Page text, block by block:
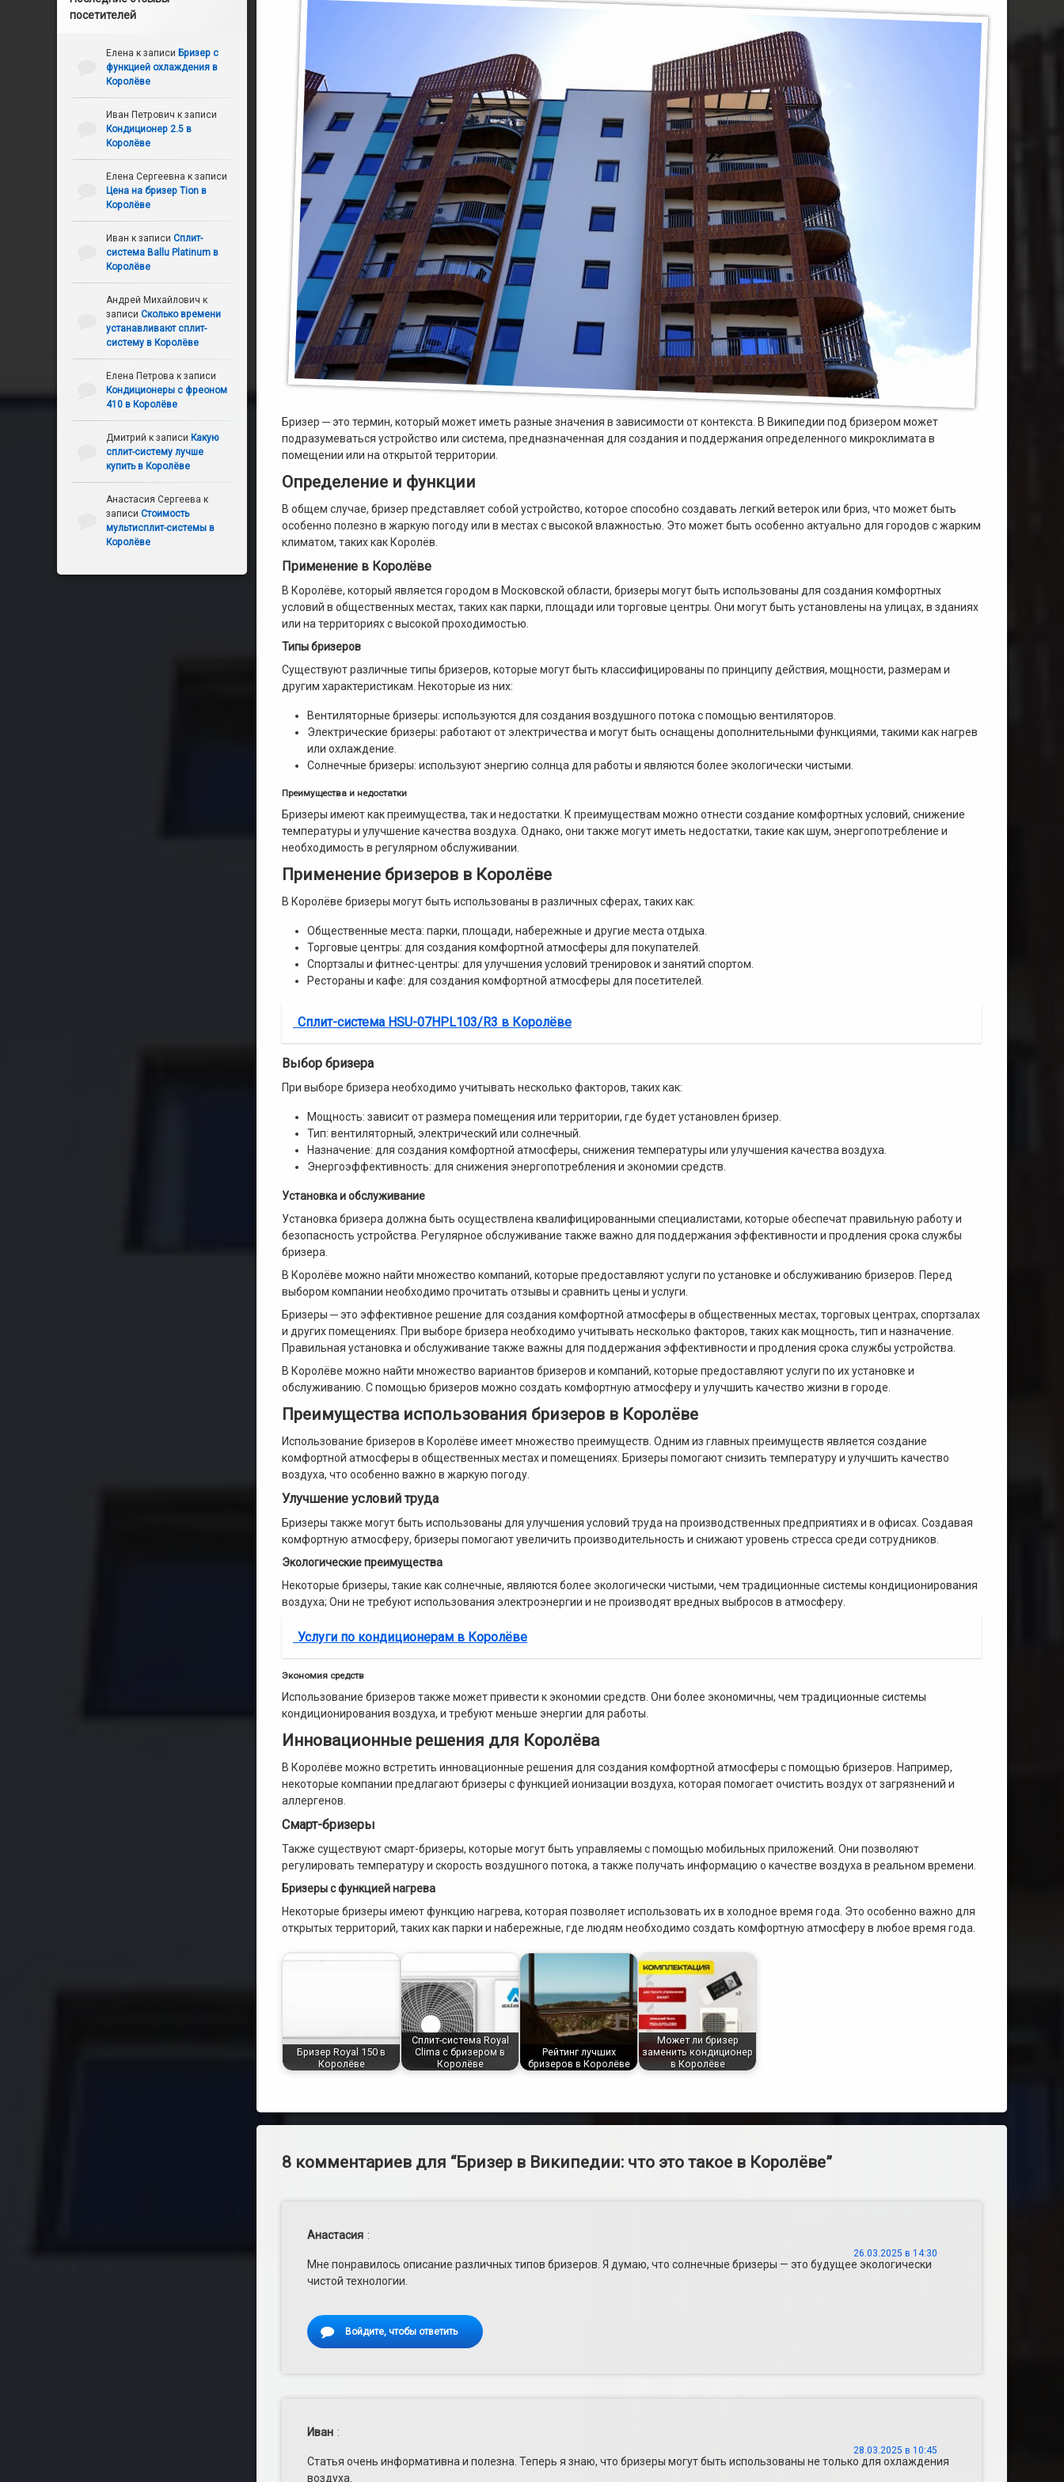
Бризер ─ это термин, который может иметь разные значения в зависимости от контекста. В Википедии под бризером может
подразумеваться устройство или система, предназначенная для создания и поддержания определенного микроклимата в
помещении или на открытой территории.
Определение и функции
В общем случае, бризер представляет собой устройство, которое способно создавать легкий ветерок или бриз, что может быть
особенно полезно в жаркую погоду или в местах с высокой влажностью. Это может быть особенно актуально для городов с жарким
климатом, таких как Королёв.
Применение в Королёве
В Королёве, который является городом в Московской области, бризеры могут быть использованы для создания комфортных
условий в общественных местах, таких как парки, площади или торговые центры. Они могут быть установлены на улицах, в зданиях
или на территориях с высокой проходимостью.
Типы бризеров
Существуют различные типы бризеров, которые могут быть классифицированы по принципу действия, мощности, размерам и
другим характеристикам. Некоторые из них:
Вентиляторные бризеры: используются для создания воздушного потока с помощью вентиляторов.
Электрические бризеры: работают от электричества и могут быть оснащены дополнительными функциями, такими как нагрев
или охлаждение.
Солнечные бризеры: используют энергию солнца для работы и являются более экологически чистыми.
Преимущества и недостатки
Бризеры имеют как преимущества, так и недостатки. К преимуществам можно отнести создание комфортных условий, снижение
температуры и улучшение качества воздуха. Однако, они также могут иметь недостатки, такие как шум, энергопотребление и
необходимость в регулярном обслуживании.
Применение бризеров в Королёве
В Королёве бризеры могут быть использованы в различных сферах, таких как:
Общественные места: парки, площади, набережные и другие места отдыха.
Торговые центры: для создания комфортной атмосферы для покупателей.
Спортзалы и фитнес-центры: для улучшения условий тренировок и занятий спортом.
Рестораны и кафе: для создания комфортной атмосферы для посетителей.
Сплит-система HSU-07HPL103/R3 в Королёве
Выбор бризера
При выборе бризера необходимо учитывать несколько факторов, таких как:
Мощность: зависит от размера помещения или территории, где будет установлен бризер.
Тип: вентиляторный, электрический или солнечный.
Назначение: для создания комфортной атмосферы, снижения температуры или улучшения качества воздуха.
Энергоэффективность: для снижения энергопотребления и экономии средств.
Установка и обслуживание
Установка бризера должна быть осуществлена квалифицированными специалистами, которые обеспечат правильную работу и
безопасность устройства. Регулярное обслуживание также важно для поддержания эффективности и продления срока службы
бризера.
В Королёве можно найти множество компаний, которые предоставляют услуги по установке и обслуживанию бризеров. Перед
выбором компании необходимо прочитать отзывы и сравнить цены и услуги.
Бризеры ─ это эффективное решение для создания комфортной атмосферы в общественных местах, торговых центрах, спортзалах
и других помещениях. При выборе бризера необходимо учитывать несколько факторов, таких как мощность, тип и назначение.
Правильная установка и обслуживание также важны для поддержания эффективности и продления срока службы устройства.
В Королёве можно найти множество вариантов бризеров и компаний, которые предоставляют услуги по их установке и
обслуживанию. С помощью бризеров можно создать комфортную атмосферу и улучшить качество жизни в городе.
Преимущества использования бризеров в Королёве
Использование бризеров в Королёве имеет множество преимуществ. Одним из главных преимуществ является создание
комфортной атмосферы в общественных местах и помещениях. Бризеры помогают снизить температуру и улучшить качество
воздуха, что особенно важно в жаркую погоду.
Улучшение условий труда
Бризеры также могут быть использованы для улучшения условий труда на производственных предприятиях и в офисах. Создавая
комфортную атмосферу, бризеры помогают увеличить производительность и снижают уровень стресса среди сотрудников.
Экологические преимущества
Некоторые бризеры, такие как солнечные, являются более экологически чистыми, чем традиционные системы кондиционирования
воздуха; Они не требуют использования электроэнергии и не производят вредных выбросов в атмосферу.
Услуги по кондиционерам в Королёве
Экономия средств
Использование бризеров также может привести к экономии средств. Они более экономичны, чем традиционные системы
кондиционирования воздуха, и требуют меньше энергии для работы.
Инновационные решения для Королёва
В Королёве можно встретить инновационные решения для создания комфортной атмосферы с помощью бризеров. Например,
некоторые компании предлагают бризеры с функцией ионизации воздуха, которая помогает очистить воздух от загрязнений и
аллергенов.
Смарт-бризеры
Также существуют смарт-бризеры, которые могут быть управляемы с помощью мобильных приложений. Они позволяют
регулировать температуру и скорость воздушного потока, а также получать информацию о качестве воздуха в реальном времени.
Бризеры с функцией нагрева
Некоторые бризеры имеют функцию нагрева, которая позволяет использовать их в холодное время года. Это особенно важно для
открытых территорий, таких как парки и набережные, где людям необходимо создать комфортную атмосферу в любое время года.
Бризер Royal 150 в
Королёве
Сплит-система Royal
Clima с бризером в
Королёве
Рейтинг лучших
бризеров в Королёве
Может ли бризер
заменить кондиционер
в Королёве
8 комментариев для “Бризер в Википедии: что это такое в Королёве”
Анастасия :
26.03.2025 в 14:30
Мне понравилось описание различных типов бризеров. Я думаю, что солнечные бризеры — это будущее экологически
чистой технологии.
Войдите, чтобы ответить
Иван :
28.03.2025 в 10:45
Статья очень информативна и полезна. Теперь я знаю, что бризеры могут быть использованы не только для охлаждения
воздуха.
посетителей
Елена к записи Бризер с
функцией охлаждения в
Королёве
Иван Петрович к записи
Кондиционер 2.5 в
Королёве
Елена Сергеевна к записи
Цена на бризер Tion в
Королёве
Иван к записи Сплит-
система Ballu Platinum в
Королёве
Андрей Михайлович к
записи Сколько времени
устанавливают сплит-
систему в Королёве
Елена Петрова к записи
Кондиционеры с фреоном
410 в Королёве
Дмитрий к записи Какую
сплит-систему лучше
купить в Королёве
Анастасия Сергеева к
записи Стоимость
мультисплит-системы в
Королёве